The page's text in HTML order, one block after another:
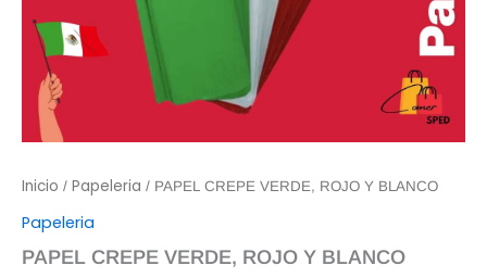
Inicio / Papeleria / PAPEL CREPE VERDE, ROJO Y BLANCO
Papeleria
PAPEL CREPE VERDE, ROJO Y BLANCO